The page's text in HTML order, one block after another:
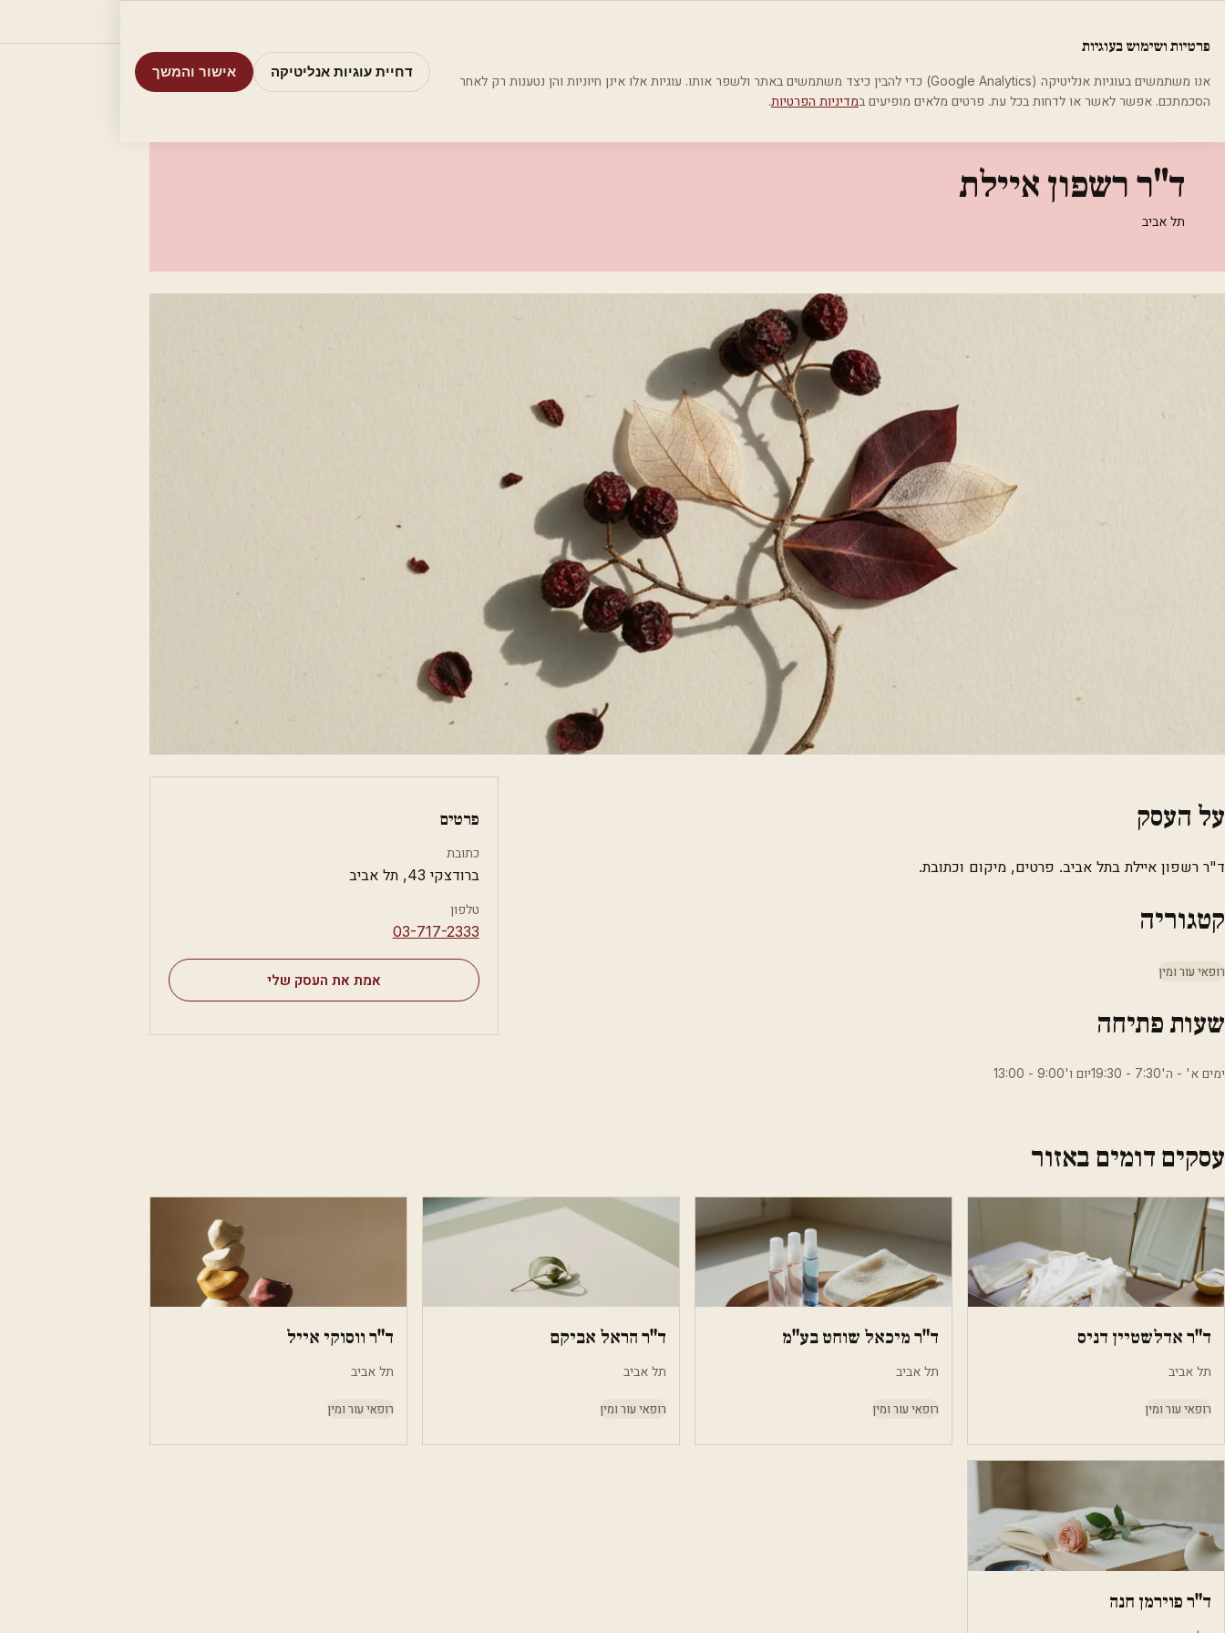
בית קטגוריות רופאי עור ומין
ד"ר רשפון איילת
תל אביב
על העסק
ד"ר רשפון איילת בתל אביב. פרטים, מיקום וכתובת.
קטגוריה
רופאי עור ומין
שעות פתיחה
ימים א' - ה'7:30 - 19:30יום ו'9:00 - 13:00
פרטים
כתובת
ברודצקי 43, תל אביב
טלפון
⁦03-717-2333⁩
אמת את העסק שלי
עסקים דומים באזור
ד"ר אדלשטיין דניס
תל אביב
רופאי עור ומין
ד"ר מיכאל שוחט בע"מ
תל אביב
רופאי עור ומין
ד"ר הראל אביקם
תל אביב
רופאי עור ומין
ד"ר ווסוקי אייל
תל אביב
רופאי עור ומין
ד"ר פוירמן חנה
פרטיות ושימוש בעוגיות
אנו משתמשים בעוגיות אנליטיקה (Google Analytics) כדי להבין כיצד משתמשים באתר ולשפר אותו. עוגיות אלו אינן חיוניות והן נטענות רק לאחר
הסכמתכם. אפשר לאשר או לדחות בכל עת. פרטים מלאים מופיעים במדיניות הפרטיות.
דחיית עוגיות אנליטיקה אישור והמשך